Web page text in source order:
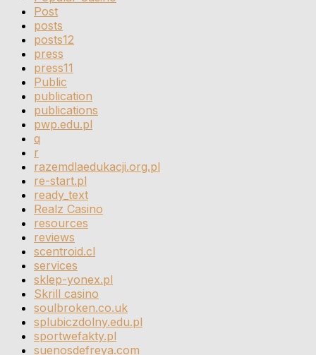
Post
posts
posts12
press
press11
Public
publication
publications
pwp.edu.pl
q
r
razemdlaedukacji.org.pl
re-start.pl
ready_text
Realz Casino
resources
reviews
scentroid.cl
services
sklep-yonex.pl
Skrill casino
soulbroken.co.uk
splubiczdolny.edu.pl
sportwefakty.pl
suenosdefreya.com